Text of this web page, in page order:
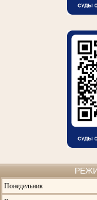
Понедельник